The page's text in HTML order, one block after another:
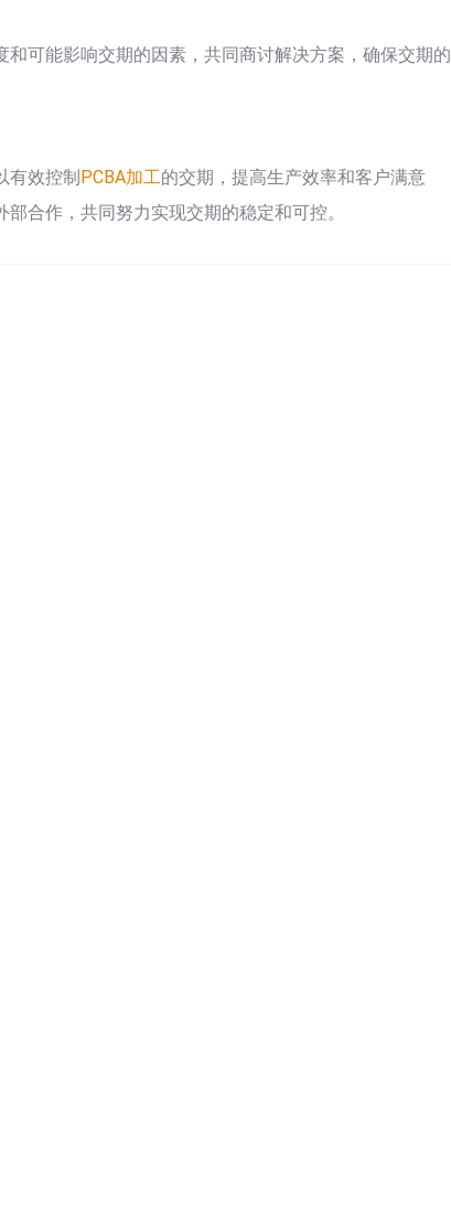
可能影响交期的因素，共同商讨解决方案，确保交期的
有效控制 PCBA加工的交期，提高生产效率和客户满意
合作，共同努力实现交期的稳定和可控。